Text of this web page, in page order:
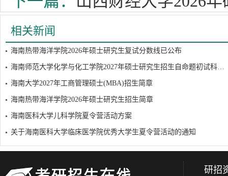
相关新闻
海南热带海洋学院2026年硕士研究生复试分数线已公布
海南师范大学化学与化工学院2027年硕士研究生招生自命题初试科目调整公示
海南大学2027年工商管理硕士(MBA)招生简章
海南热带海洋学院2026年硕士研究生招生简章
海南医科大学儿科学院夏令营活动方案
关于海南医科大学临床医学院优秀大学生夏令营活动的通知
研招